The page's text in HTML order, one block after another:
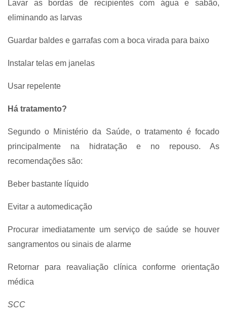
Lavar as bordas de recipientes com água e sabão,
eliminando as larvas
Guardar baldes e garrafas com a boca virada para baixo
Instalar telas em janelas
Usar repelente
Há tratamento?
Segundo o Ministério da Saúde, o tratamento é focado
principalmente na hidratação e no repouso. As
recomendações são:
Beber bastante líquido
Evitar a automedicação
Procurar imediatamente um serviço de saúde se houver
sangramentos ou sinais de alarme
Retornar para reavaliação clínica conforme orientação
médica
SCC